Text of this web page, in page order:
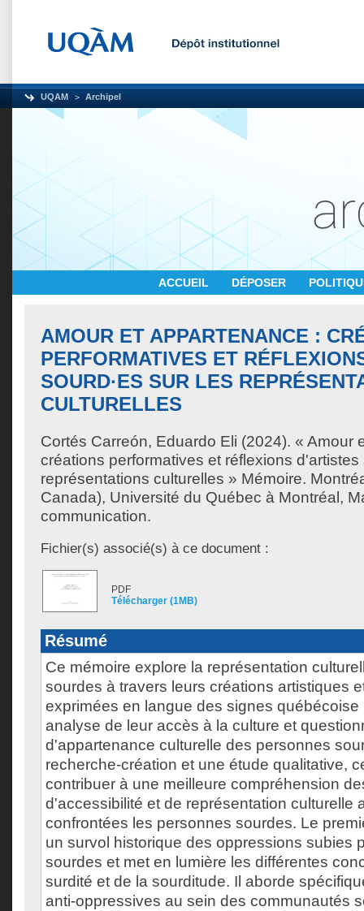
UQAM Archipel
ACCUEIL DÉPOSER
AMOUR ET APPARTENANCE :
PERFORMATIVES ET
SOURD·ES SUR LES
CULTURELLES
Cortés Carreón, Eduardo Eli (2024). « Amour
créations performatives et réflexions d'artistes
représentations culturelles » Mémoire.
Canada), Université du Québec à Montréal,
communication.
Fichier(s) associé(s) à ce document :
PDF
Télécharger (1MB)
Résumé
Ce mémoire explore la représentation
sourdes à travers leurs créations artistiques
exprimées en langue des signes québécoise
analyse de leur accès à la culture et
d'appartenance culturelle des personnes
recherche-création et une étude qualitative,
contribuer à une meilleure compréhension
d'accessibilité et de représentation culturelle
confrontées les personnes sourdes. Le
un survol historique des oppressions subies
sourdes et met en lumière les différentes
surdité et de la sourditude. Il aborde
anti-oppressives au sein des communautés